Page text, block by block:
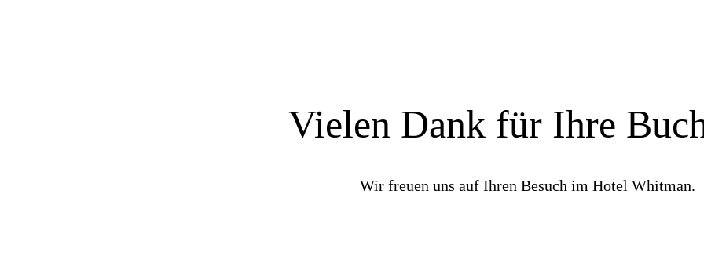
Vielen Dank für Ihre
Wir freuen uns auf Ihren Besuch im Hotel Whitman.